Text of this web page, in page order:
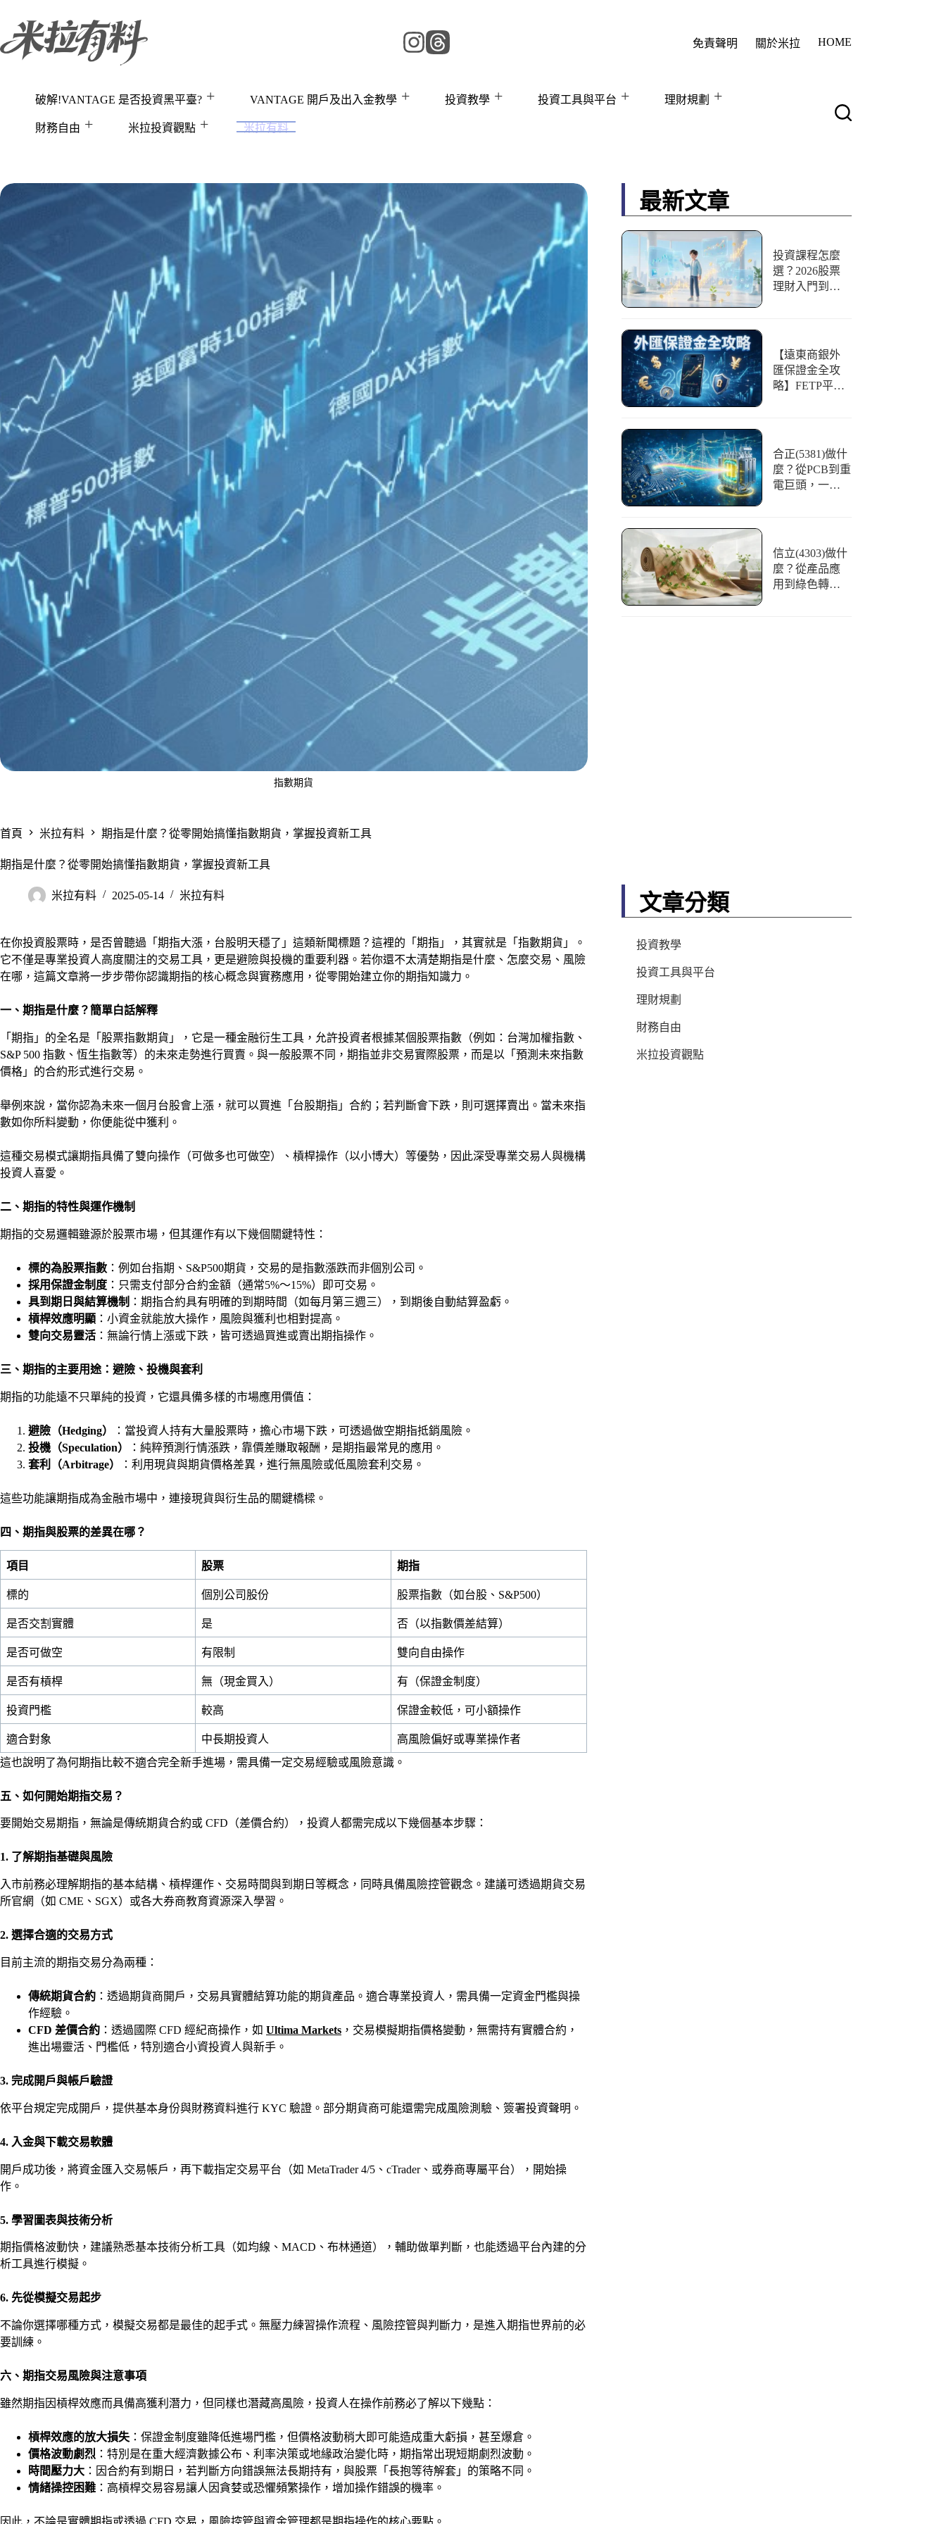
主
免責聲明 關於米拉 HOME
破解!VANTAGE 是否投資黑平臺? VANTAGE 開戶及出入金教學 投資教學 投資工具與平台 理財規劃
財務自由 米拉投資觀點 米拉有料
指數期貨
首頁 米拉有料 期指是什麼？從零開始搞懂指數期貨，掌握投資新工具
期指是什麼？從零開始搞懂指數期貨，掌握投資新工具
米拉有料 2025-05-14 米拉有料
在你投資股票時，是否曾聽過「期指大漲，台股明天穩了」這類新聞標題？這裡的「期指」，其實就是「指數期貨」。
它不僅是專業投資人高度關注的交易工具，更是避險與投機的重要利器。若你還不太清楚期指是什麼、怎麼交易、風險
在哪，這篇文章將一步步帶你認識期指的核心概念與實務應用，從零開始建立你的期指知識力。
一、期指是什麼？簡單白話解釋
「期指」的全名是「股票指數期貨」，它是一種金融衍生工具，允許投資者根據某個股票指數（例如：台灣加權指數、
S&P 500 指數、恆生指數等）的未來走勢進行買賣。與一般股票不同，期指並非交易實際股票，而是以「預測未來指數
價格」的合約形式進行交易。
舉例來說，當你認為未來一個月台股會上漲，就可以買進「台股期指」合約；若判斷會下跌，則可選擇賣出。當未來指
數如你所料變動，你便能從中獲利。
這種交易模式讓期指具備了雙向操作（可做多也可做空）、槓桿操作（以小博大）等優勢，因此深受專業交易人與機構
投資人喜愛。
二、期指的特性與運作機制
期指的交易邏輯雖源於股票市場，但其運作有以下幾個關鍵特性：
標的為股票指數 ：例如台指期、S&P500期貨，交易的是指數漲跌而非個別公司。
採用保證金制度 ：只需支付部分合約金額（通常5%～15%）即可交易。
具到期日與結算機制 ：期指合約具有明確的到期時間（如每月第三週三），到期後自動結算盈虧。
槓桿效應明顯 ：小資金就能放大操作，風險與獲利也相對提高。
雙向交易靈活 ：無論行情上漲或下跌，皆可透過買進或賣出期指操作。
三、期指的主要用途：避險、投機與套利
期指的功能遠不只單純的投資，它還具備多樣的市場應用價值：
避險（Hedging）
：當投資人持有大量股票時，擔心市場下跌，可透過做空期指抵銷風險。
投機（Speculation）
：純粹預測行情漲跌，靠價差賺取報酬，是期指最常見的應用。
套利（Arbitrage）
：利用現貨與期貨價格差異，進行無風險或低風險套利交易。
這些功能讓期指成為金融市場中，連接現貨與衍生品的關鍵橋樑。
四、期指與股票的差異在哪？
項目 股票 期指
標的 個別公司股份 股票指數（如台股、S&P500）
是否交割實體 是 否（以指數價差結算）
是否可做空 有限制 雙向自由操作
是否有槓桿 無（現金買入） 有（保證金制度）
投資門檻 較高 保證金較低，可小額操作
適合對象 中長期投資人
高風險偏好或專業操作者
這也說明了為何期指比較不適合完全新手進場，需具備一定交易經驗或風險意識。
五、如何開始期指交易？
要開始交易期指，無論是傳統期貨合約或 CFD（差價合約），投資人都需完成以下幾個基本步驟：
1. 了解期指基礎與風險
入市前務必理解期指的基本結構、槓桿運作、交易時間與到期日等概念，同時具備風險控管觀念。建議可透過期貨交易
所官網（如 CME、SGX）或各大券商教育資源深入學習。
2. 選擇合適的交易方式
目前主流的期指交易分為兩種：
傳統期貨合約 ：透過期貨商開戶，交易具實體結算功能的期貨產品。適合專業投資人，需具備一定資金門檻與操
作經驗。
CFD 差價合約 ：透過國際 CFD 經紀商操作，如 Ultima Markets ，交易模擬期指價格變動，無需持有實體合約，
進出場靈活、門檻低，特別適合小資投資人與新手。
3. 完成開戶與帳戶驗證
依平台規定完成開戶，提供基本身份與財務資料進行 KYC 驗證。部分期貨商可能還需完成風險測驗、簽署投資聲明。
4. 入金與下載交易軟體
開戶成功後，將資金匯入交易帳戶，再下載指定交易平台（如 MetaTrader 4/5、cTrader、或券商專屬平台），開始操
作。
5. 學習圖表與技術分析
期指價格波動快，建議熟悉基本技術分析工具（如均線、MACD、布林通道），輔助做單判斷，也能透過平台內建的分
析工具進行模擬。
6. 先從模擬交易起步
不論你選擇哪種方式，模擬交易都是最佳的起手式。無壓力練習操作流程、風險控管與判斷力，是進入期指世界前的必
要訓練。
六、期指交易風險與注意事項
雖然期指因槓桿效應而具備高獲利潛力，但同樣也潛藏高風險，投資人在操作前務必了解以下幾點：
槓桿效應的放大損失 ：保證金制度雖降低進場門檻，但價格波動稍大即可能造成重大虧損，甚至爆倉。
價格波動劇烈 ：特別是在重大經濟數據公布、利率決策或地緣政治變化時，期指常出現短期劇烈波動。
時間壓力大 ：因合約有到期日，若判斷方向錯誤無法長期持有，與股票「長抱等待解套」的策略不同。
情緒操控困難 ：高槓桿交易容易讓人因貪婪或恐懼頻繁操作，增加操作錯誤的機率。
因此，不論是實體期指或透過 CFD 交易，風險控管與資金管理都是期指操作的核心要點。
最新文章
投資課程怎麼
選？2026股票
理財入門到實
【遠東商銀外
匯保證金全攻
略】FETP平台
合正(5381)做什
麼？從PCB到重
電巨頭，一文
信立(4303)做什
麼？從產品應
用到綠色轉
文章分類
投資教學
投資工具與平台
理財規劃
財務自由
米拉投資觀點